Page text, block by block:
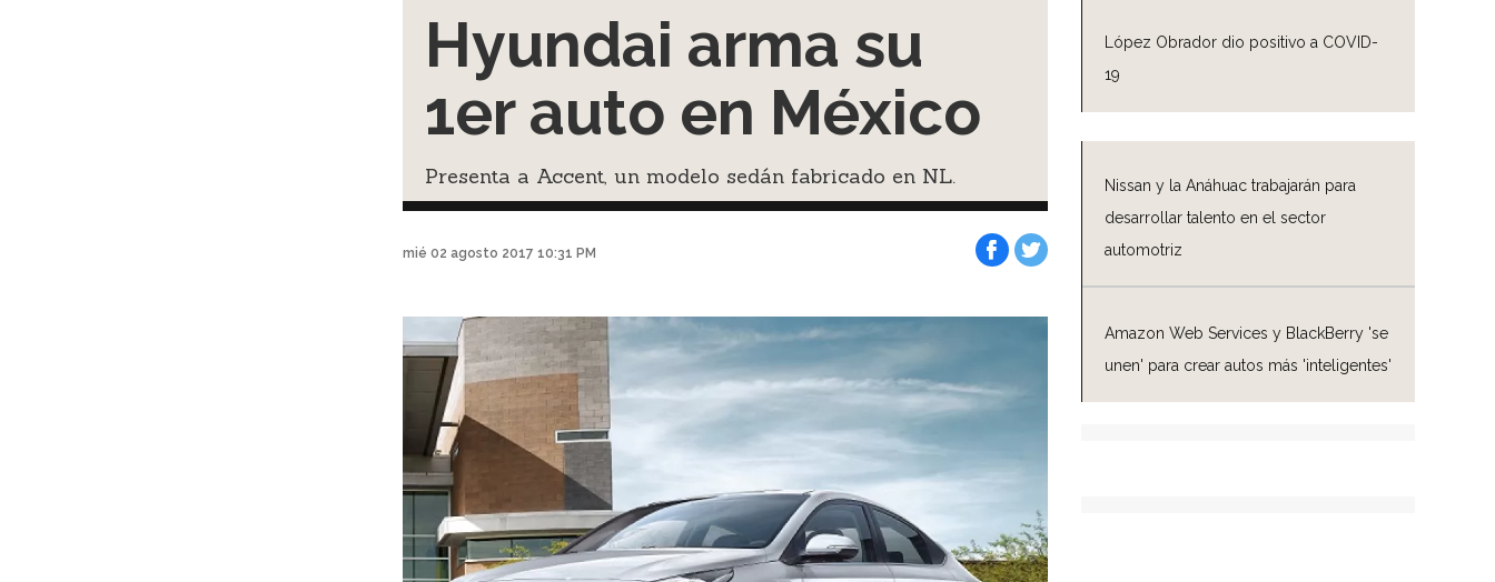
López Obrador dio positivo a COVID-
19
Nissan y la Anáhuac trabajarán para
desarrollar talento en el sector
automotriz
Amazon Web Services y BlackBerry 'se
unen' para crear autos más 'inteligentes'
Hyundai arma su
1er auto en México
Presenta a Accent, un modelo sedán fabricado en NL.
mié 02 agosto 2017 10:31 PM